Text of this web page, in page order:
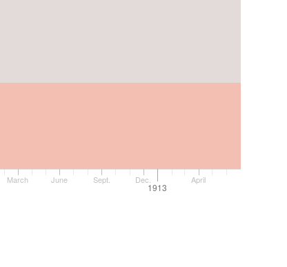
1913
March June Sept. Dec. April